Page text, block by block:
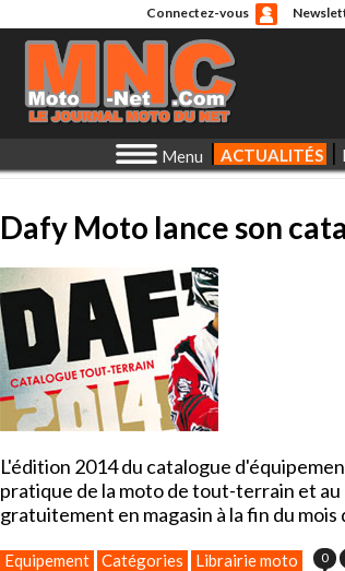
Connectez-vous
Menu ACTUALITÉS
Dafy Moto lance son
L'édition 2014 du catalogue
pratique de la moto de tout-terrain et
gratuitement en magasin à la fin du mois
Equipement Catégories Librairie moto 0